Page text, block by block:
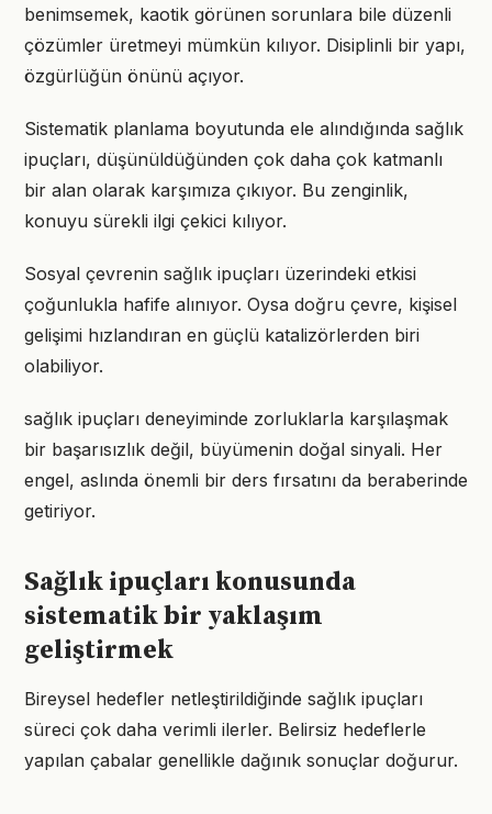
benimsemek, kaotik görünen sorunlara bile düzenli
çözümler üretmeyi mümkün kılıyor. Disiplinli bir yapı,
özgürlüğün önünü açıyor.
Sistematik planlama boyutunda ele alındığında sağlık
ipuçları, düşünüldüğünden çok daha çok katmanlı
bir alan olarak karşımıza çıkıyor. Bu zenginlik,
konuyu sürekli ilgi çekici kılıyor.
Sosyal çevrenin sağlık ipuçları üzerindeki etkisi
çoğunlukla hafife alınıyor. Oysa doğru çevre, kişisel
gelişimi hızlandıran en güçlü katalizörlerden biri
olabiliyor.
sağlık ipuçları deneyiminde zorluklarla karşılaşmak
bir başarısızlık değil, büyümenin doğal sinyali. Her
engel, aslında önemli bir ders fırsatını da beraberinde
getiriyor.
Sağlık ipuçları konusunda
sistematik bir yaklaşım
geliştirmek
Bireysel hedefler netleştirildiğinde sağlık ipuçları
süreci çok daha verimli ilerler. Belirsiz hedeflerle
yapılan çabalar genellikle dağınık sonuçlar doğurur.